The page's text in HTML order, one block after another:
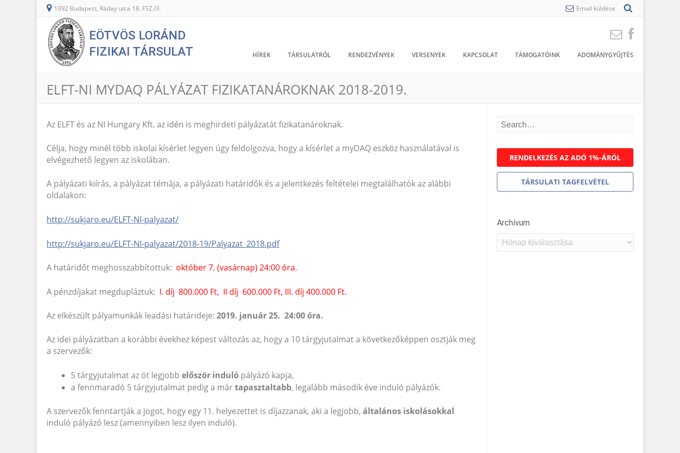
1092 Budapest, Ráday utca 18. FSZ./3. Email küldése
EÖTVÖS LORÁND
FIZIKAI TÁRSULAT
HÍREK TÁRSULATRÓL RENDEZVÉNYEK VERSENYEK KAPCSOLAT TÁMOGATÓINK ADOMÁNYGYŰJTÉS
ELFT-NI MYDAQ PÁLYÁZAT FIZIKATANÁROKNAK 2018-2019.
Az ELFT és az NI Hungary Kft. az idén is meghirdeti pályázatát fizikatanároknak.
Célja, hogy minél több iskolai kísérlet legyen úgy feldolgozva, hogy a kísérlet a myDAQ eszköz használatával is
elvégezhető legyen az iskolában.
A pályázati kiírás, a pályázat témája, a pályázati határidők és a jelentkezés feltételei megtalálhatók az alábbi
oldalakon:
http://sukjaro.eu/ELFT-NI-palyazat/
http://sukjaro.eu/ELFT-NI-palyazat/2018-19/Palyazat_2018.pdf
A határidőt meghosszabbítottuk: október 7. (vasárnap) 24:00 óra.
A pénzdíjakat megdupláztuk: I. díj 800.000 Ft, II díj 600.000 Ft, III. díj 400.000 Ft.
Az elkészült pályamunkák leadási határideje: 2019. január 25. 24:00 óra.
Az idei pályázatban a korábbi évekhez képest változás az, hogy a 10 tárgyjutalmat a következőképpen osztják meg
a szervezők:
5 tárgyjutalmat az öt legjobb először induló pályázó kapja,
a fennmaradó 5 tárgyjutalmat pedig a mártapasztaltabb, legalább második éve induló pályázók.
A szervezők fenntartják a jogot, hogy egy 11. helyezettet is díjazzanak, aki a legjobb, általános iskolásokkal
induló pályázó lesz (amennyiben lesz ilyen induló).
RENDELKEZÉS AZ ADÓ 1%-ÁRÓL
TÁRSULATI TAGFELVÉTEL
Archívum
Archívum